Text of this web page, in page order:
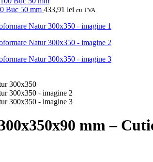
Buc 50 mm 433,91 lei cu TVA
mm –